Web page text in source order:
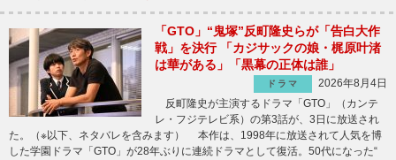
「GTO」“鬼塚”反町隆史らが「告白大作
戦」を決行 「カジサックの娘・梶原叶渚
は華がある」「黒幕の正体は誰」
ドラマ
2026年8月4日
反町隆史が主演するドラマ「GTO」（カンテ
レ・フジテレビ系）の第3話が、3日に放送され
た。（※以下、ネタバレを含みます） 本作は、1998年に放送されて人気を博
した学園ドラマ「GTO」が28年ぶりに連続ドラマとして復活。50代になった“